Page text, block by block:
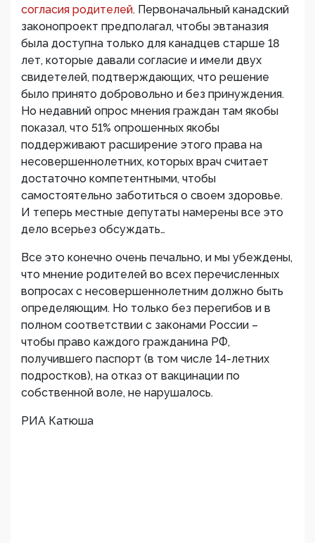
согласия родителей. Первоначальный канадский
законопроект предполагал, чтобы эвтаназия
была доступна только для канадцев старше 18
лет, которые давали согласие и имели двух
свидетелей, подтверждающих, что решение
было принято добровольно и без принуждения.
Но недавний опрос мнения граждан там якобы
показал, что 51% опрошенных якобы
поддерживают расширение этого права на
несовершеннолетних, которых врач считает
достаточно компетентными, чтобы
самостоятельно заботиться о своем здоровье.
И теперь местные депутаты намерены все это
дело всерьез обсуждать…
Все это конечно очень печально, и мы убеждены,
что мнение родителей во всех перечисленных
вопросах с несовершеннолетним должно быть
определяющим. Но только без перегибов и в
полном соответствии с законами России –
чтобы право каждого гражданина РФ,
получившего паспорт (в том числе 14-летних
подростков), на отказ от вакцинации по
собственной воле, не нарушалось.
РИА Катюша